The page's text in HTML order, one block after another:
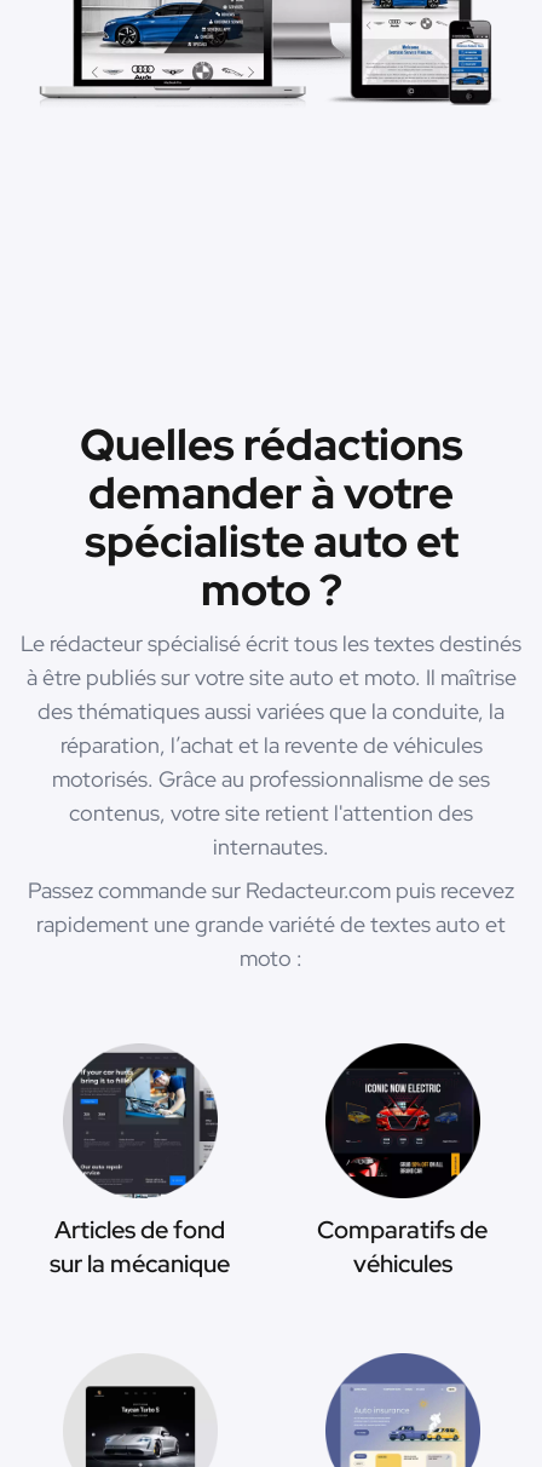
Quelles rédactions
demander à votre
spécialiste auto et
moto ?
Le rédacteur spécialisé écrit tous les textes destinés
à être publiés sur votre site auto et moto. Il maîtrise
des thématiques aussi variées que la conduite, la
réparation, l’achat et la revente de véhicules
motorisés. Grâce au professionnalisme de ses
contenus, votre site retient l'attention des
internautes.
Passez commande sur Redacteur.com puis recevez
rapidement une grande variété de textes auto et
moto :
Articles de fond
sur la mécanique
Comparatifs de
véhicules